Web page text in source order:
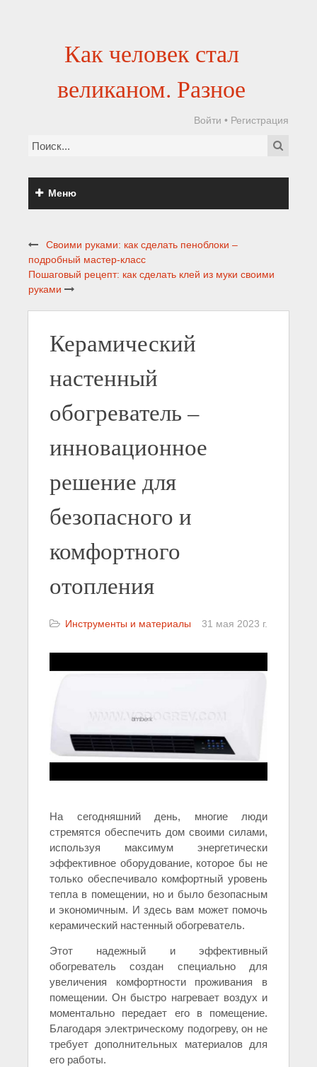
Как человек стал
великаном. Разное
Войти • Регистрация
Меню
Своими руками: как сделать пеноблоки –
подробный мастер-класс
Пошаговый рецепт: как сделать клей из муки своими
руками
Керамический
настенный
обогреватель –
инновационное
решение для
безопасного и
комфортного
отопления
Инструменты и материалы 31 мая 2023 г.
На сегодняшний день, многие люди
стремятся обеспечить дом своими силами,
используя максимум энергетически
эффективное оборудование, которое бы не
только обеспечивало комфортный уровень
тепла в помещении, но и было безопасным
и экономичным. И здесь вам может помочь
керамический настенный обогреватель.
Этот надежный и эффективный
обогреватель создан специально для
увеличения комфортности проживания в
помещении. Он быстро нагревает воздух и
моментально передает его в помещение.
Благодаря электрическому подогреву, он не
требует дополнительных материалов для
его работы.